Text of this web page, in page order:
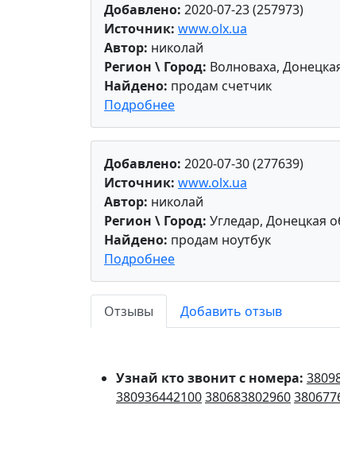
Добавлено: 2020-07-23 (257973)
Источник: www.olx.ua
Автор: николай
Регион \ Город: Волноваха,
Найдено: продам счетчик
Подробнее
Добавлено: 2020-07-30 (277639)
Источник: www.olx.ua
Автор: николай
Регион \ Город: Угледар, Донецкая
Найдено: продам ноутбук
Подробнее
Отзывы
Добавить отзыв
Узнай кто звонит с номера:
380936442100380683802960